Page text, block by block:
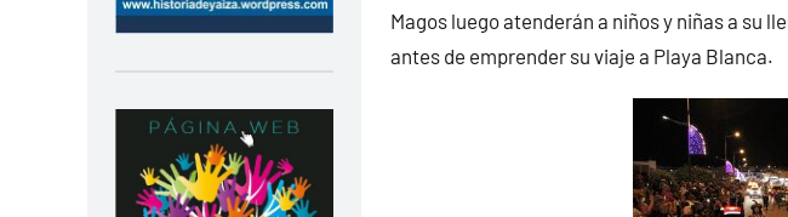
Magos luego atenderán a niños y niñas a su
antes de emprender su viaje a Playa Blanca.